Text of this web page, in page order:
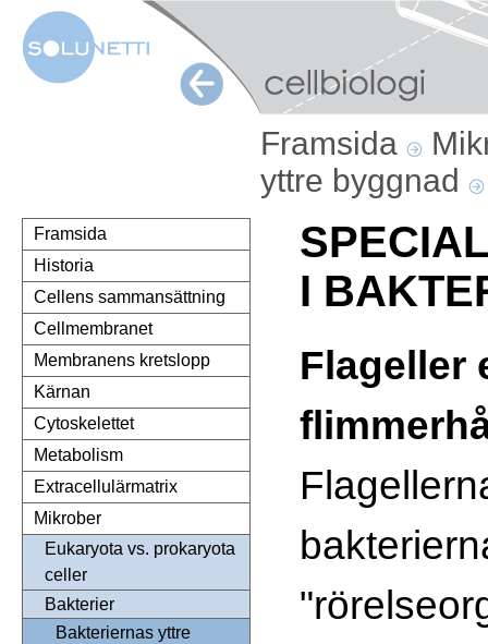
Framsida
yttre byggnad
Framsida
Historia
Cellens sammansättning
Cellmembranet
Membranens kretslopp
Kärnan
Cytoskelettet
Metabolism
Extracellulärmatrix
Mikrober
Eukaryota vs. prokaryota
celler
Bakterier
Bakteriernas yttre
I
Flageller